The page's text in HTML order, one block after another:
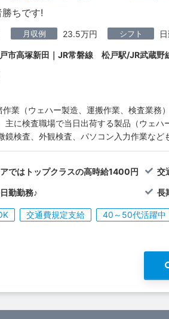
ちです!
月収例 23.5万円 シフト
市高塚新田｜JR常磐線 松戸駅/JR武蔵
業（ウェハー製造、運搬作業、検査業務
主に検査職場で当日出荷する製品（ウェ
鏡検査、外観検査、パソコン入力作業など
ではトップクラスの高時給1400円 交
勤勤務♪ 長
交通費規定支給 40～50代活躍中